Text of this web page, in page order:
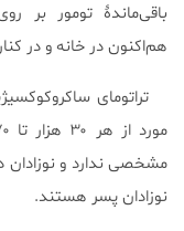
باقی‌ماندۀ تومور بر
هم‌اکنون در خانه و در
تراتومای
نوزادان پسر هستند.